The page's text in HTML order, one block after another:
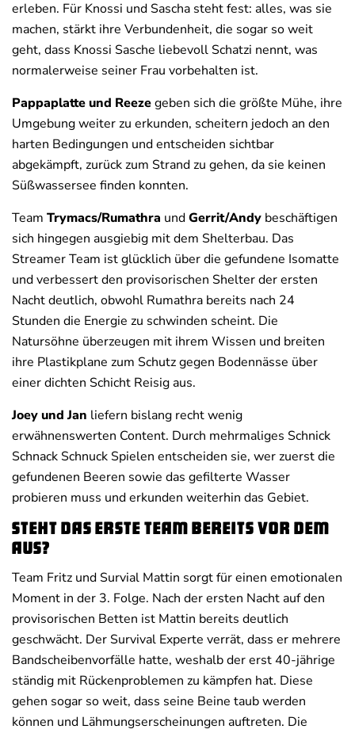
erleben. Für Knossi und Sascha steht fest: alles, was sie
machen, stärkt ihre Verbundenheit, die sogar so weit
geht, dass Knossi Sasche liebevoll Schatzi nennt, was
normalerweise seiner Frau vorbehalten ist.
Pappaplatte und Reezegeben sich die größte Mühe, ihre
Umgebung weiter zu erkunden, scheitern jedoch an den
harten Bedingungen und entscheiden sichtbar
abgekämpft, zurück zum Strand zu gehen, da sie keinen
Süßwassersee finden konnten.
Team Trymacs/Rumathra undGerrit/Andy beschäftigen
sich hingegen ausgiebig mit dem Shelterbau. Das
Streamer Team ist glücklich über die gefundene Isomatte
und verbessert den provisorischen Shelter der ersten
Nacht deutlich, obwohl Rumathra bereits nach 24
Stunden die Energie zu schwinden scheint. Die
Natursöhne überzeugen mit ihrem Wissen und breiten
ihre Plastikplane zum Schutz gegen Bodennässe über
einer dichten Schicht Reisig aus.
Joey und Jan liefern bislang recht wenig
erwähnenswerten Content. Durch mehrmaliges Schnick
Schnack Schnuck Spielen entscheiden sie, wer zuerst die
gefundenen Beeren sowie das gefilterte Wasser
probieren muss und erkunden weiterhin das Gebiet.
Steht das erste Team bereits vor dem
Aus?
Team Fritz und Survial Mattin sorgt für einen emotionalen
Moment in der 3. Folge. Nach der ersten Nacht auf den
provisorischen Betten ist Mattin bereits deutlich
geschwächt. Der Survival Experte verrät, dass er mehrere
Bandscheibenvorfälle hatte, weshalb der erst 40-jährige
ständig mit Rückenproblemen zu kämpfen hat. Diese
gehen sogar so weit, dass seine Beine taub werden
können und Lähmungserscheinungen auftreten. Die